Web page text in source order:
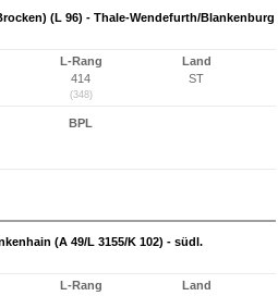
(L 96) - Thale-Wendefurth/Blankenburg
L-Rang
414
(348)
Land
ST
BPL
(A 49/L 3155/K 102) - südl.
L-Rang
Land